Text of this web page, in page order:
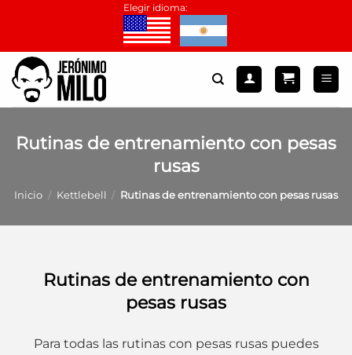
contenido
Elegir idioma:
Rutinas de entrenamiento con pesas
rusas
Inicio / Kettlebell / Rutinas de entrenamiento con pesas rusas
Rutinas de entrenamiento con
pesas rusas
Para todas las rutinas con pesas rusas puedes